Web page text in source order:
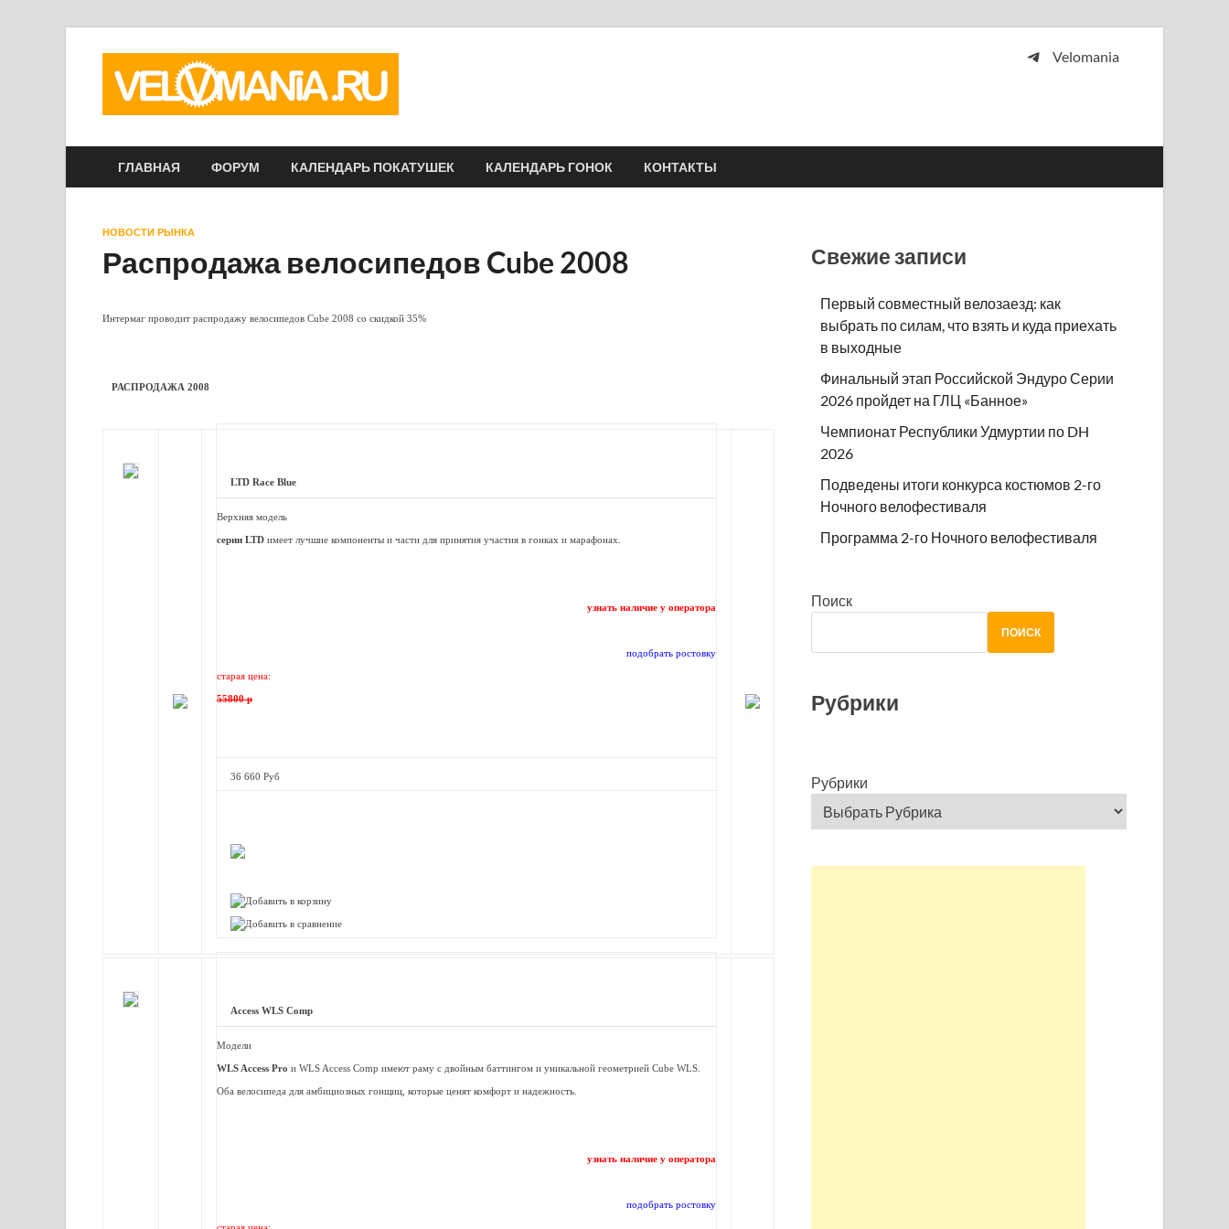
Velomania
ГЛАВНАЯ ФОРУМ КАЛЕНДАРЬ ПОКАТУШЕК КАЛЕНДАРЬ ГОНОК КОНТАКТЫ
НОВОСТИ РЫНКА
Распродажа велосипедов Cube 2008
Интермаг проводит распродажу велосипедов Cube 2008 со скидкой 35%
РАСПРОДАЖА 2008
LTD Race Blue
Верхняя модель
серии LTD имеет лучшие компоненты и части для принятия участия в гонках и марафонах.
узнать наличие у оператора
подобрать ростовку
старая цена:
55800 р
36 660 Руб
Access WLS Comp
Модели
WLS Access Pro и WLS Access Comp имеют раму с двойным баттингом и уникальной геометрией Cube WLS.
Оба велосипеда для амбициозных гонщиц, которые ценят комфорт и надежность.
узнать наличие у оператора
подобрать ростовку
Свежие записи
Первый совместный велозаезд: как
выбрать по силам, что взять и куда приехать
в выходные
Финальный этап Российской Эндуро Серии
2026 пройдет на ГЛЦ «Банное»
Чемпионат Республики Удмуртии по DH
2026
Подведены итоги конкурса костюмов 2-го
Ночного велофестиваля
Программа 2-го Ночного велофестиваля
Поиск
ПОИСК
Рубрики
Рубрики